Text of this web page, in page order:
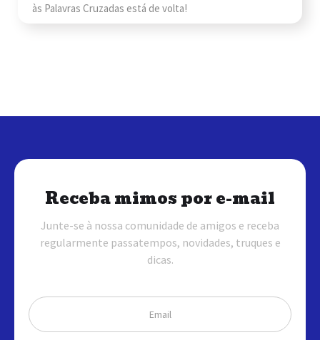
às Palavras Cruzadas está de volta!
Receba mimos por e-mail
Junte-se à nossa comunidade de amigos e receba
regularmente passatempos, novidades, truques e
dicas.